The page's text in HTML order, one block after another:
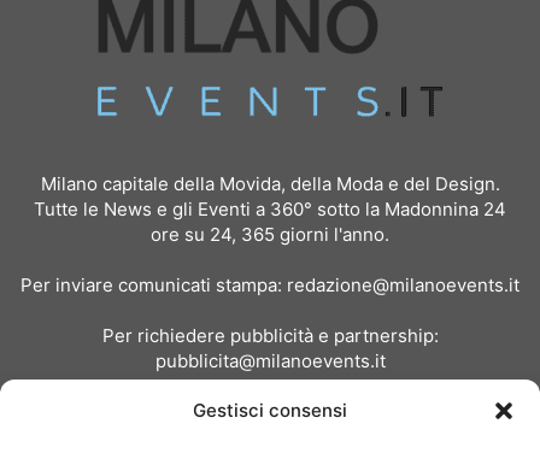
Gestisci consensi
Milano capitale della Movida, della Moda e del Design.
Tutte le News e gli Eventi a 360° sotto la Madonnina 24
ore su 24, 365 giorni l'anno.
Per inviare comunicati stampa: redazione@milanoevents.it
Per richiedere pubblicità e partnership:
pubblicita@milanoevents.it